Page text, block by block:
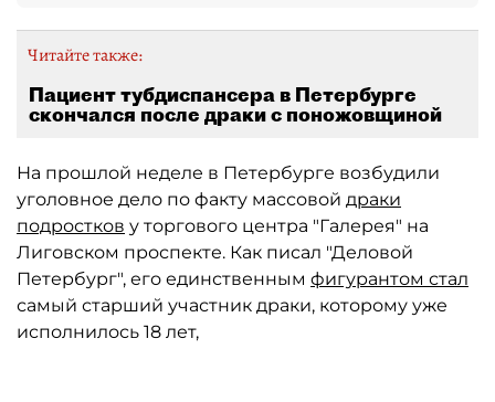
Читайте также:
Пациент тубдиспансера в Петербурге
скончался после драки с поножовщиной
На прошлой неделе в Петербурге возбудили
уголовное дело по факту массовой драки
подростков у торгового центра "Галерея" на
Лиговском проспекте. Как писал "Деловой
Петербург", его единственным фигурантом стал
самый старший участник драки, которому уже
исполнилось 18 лет,